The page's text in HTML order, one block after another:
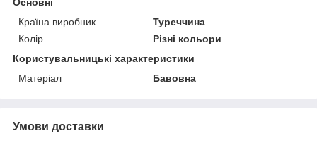
Країна виробник
Туреччина
Колір
Різні кольори
Користувальницькі характеристики
Матеріал
Бавовна
Умови доставки